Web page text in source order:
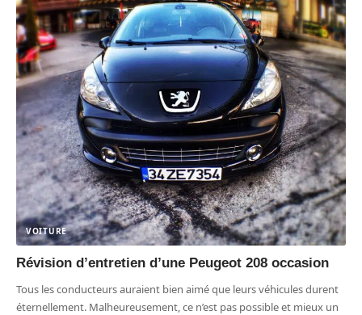
VOITURE
Révision d’entretien d’une Peugeot 208 occasion
Tous les conducteurs auraient bien aimé que leurs véhicules durent
éternellement. Malheureusement, ce n’est pas possible et mieux un